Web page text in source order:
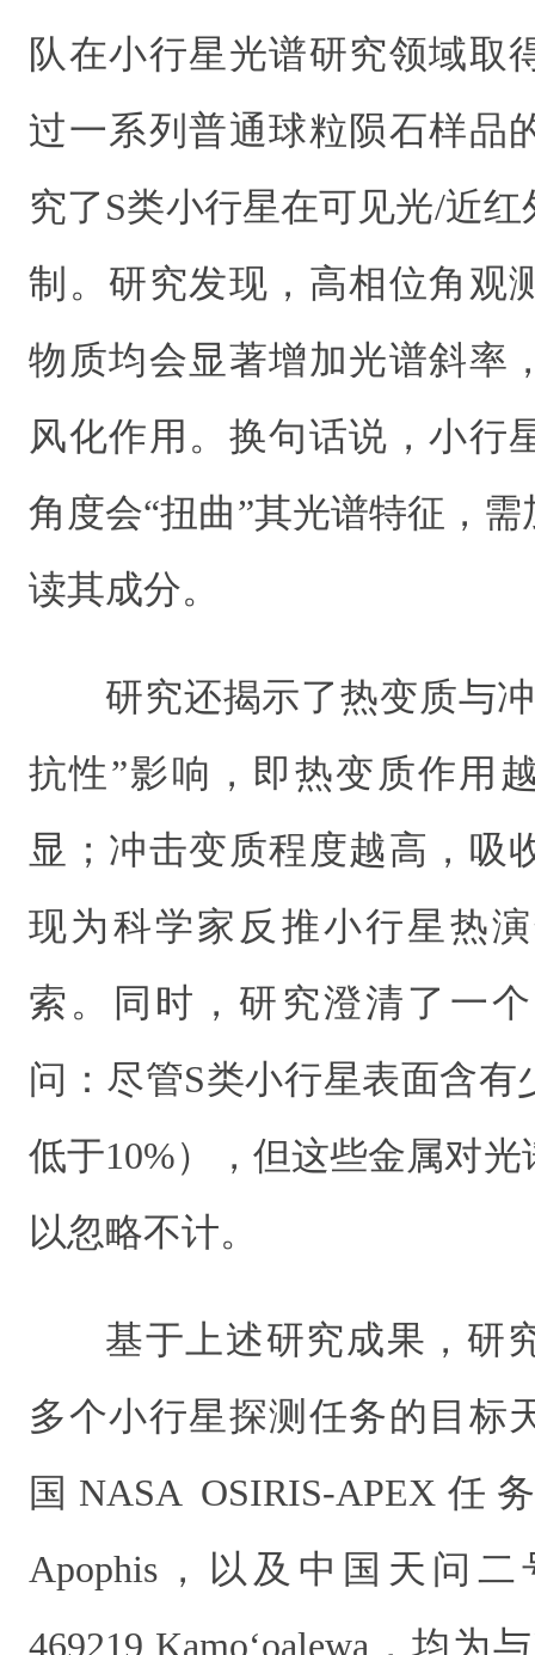
队在小行星光谱研究领域取
过一系列普通球粒陨石样品
究了S类小行星在可见光/近
制。 研究发现，高相位角观
物质均会显著增加光谱斜率
风化作用。换句话说，小行
角度会“扭曲”其光谱特征，
读其成分。
研究还揭示了热变质与
抗性”影响，即热变质作用
显；冲击变质程度越高，吸
现为科学家反推小行星热
索。同时 ，研究澄清了一
问：尽管S类小行星表面含
低于10%），但这些金属对
以忽略不计。
基于上述研究成果，研
多个小行星探测任务的目标
国NASA OSIRIS-APEX
Apophis，以及中国天问
469219 Kamo‘oalewa，均